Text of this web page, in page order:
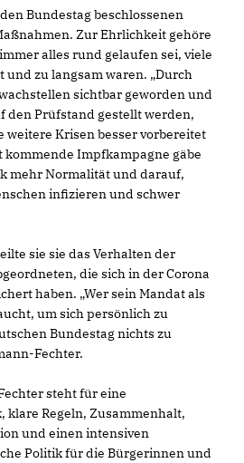
Bundestag beschlossenen
Zur Ehrlichkeit gehöre
alles rund gelaufen sei, viele
zu langsam waren. „Durch
sichtbar geworden und
den Prüfstand gestellt werden,
weitere Krisen besser vorbereitet
kommende Impfkampagne gäbe
mehr Normalität und darauf,
infizieren und schwer
sie sie das Verhalten der
die sich in der Corona
haben. „Wer sein Mandat als
um sich persönlich zu
Bundestag nichts zu
Fechter.
steht für eine
klare Regeln, Zusammenhalt,
und einen intensiven
Politik für die Bürgerinnen und